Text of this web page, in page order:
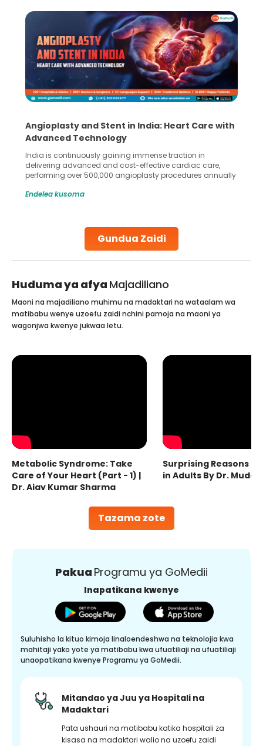
Gundua Zaidi
and Stent in India: Heart Care with
Technology
is continuously gaining immense traction in
advanced and cost-effective cardiac care,
over 500,000 angioplasty procedures annually
are searching for treatments like angioplasty and
such as one published
kusoma
5
Huduma ya afya Majadiliano
Tazama zote
Maoni na majadiliano muhimu na madaktari na wataalam wa
matibabu wenye uzoefu zaidi nchini pamoja na maoni ya
wagonjwa kwenye jukwaa letu.
Metabolic Syndrome: Take
Care of Your Heart (Part - 1) |
Dr. Ajay Kumar Sharma
Surprising Reasons
in Adults By Dr.
Pakua Programu ya GoMedii
Inapatikana kwenye
Suluhisho la kituo kimoja linaloendeshwa na teknolojia kwa
mahitaji yako yote ya matibabu kwa ufuatiliaji na ufuatiliaji
unaopatikana kwenye Programu ya GoMedii.
Mitandao ya Juu ya Hospitali na
Madaktari
Pata ushauri na matibabu katika hospitali za
kisasa na madaktari walio na uzoefu zaidi